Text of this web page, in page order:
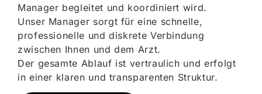
Manager begleitet und koordiniert wird.
Unser Manager sorgt für eine schnelle,
professionelle und diskrete Verbindung
zwischen Ihnen und dem Arzt.
Der gesamte Ablauf ist vertraulich und erfolgt
in einer klaren und transparenten Struktur.